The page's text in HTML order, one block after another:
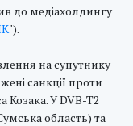
до медіахолдингу
").
на супутнику
санкції проти
Козака. У DVB-T2
область) та